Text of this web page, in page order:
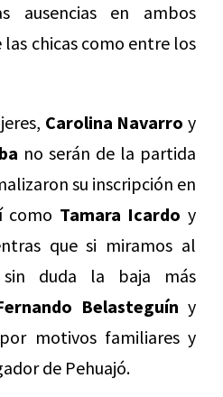
ausencias en ambos
chicas como entre los
Carolina Navarro y
no serán de la partida
su inscripción en
como Tamara Icardo y
que si miramos al
sin duda la baja más
Belasteguín y
por motivos familiares y
de Pehuajó.